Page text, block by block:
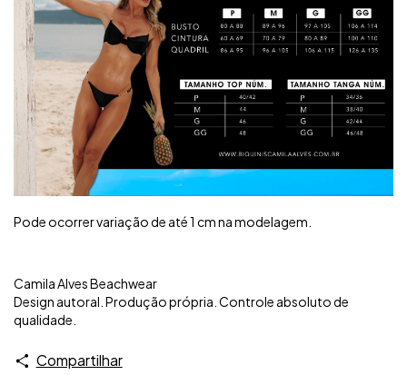
Pode ocorrer variação de até 1 cm na modelagem.
Camila Alves Beachwear
Design autoral. Produção própria. Controle absoluto de
qualidade.
Compartilhar